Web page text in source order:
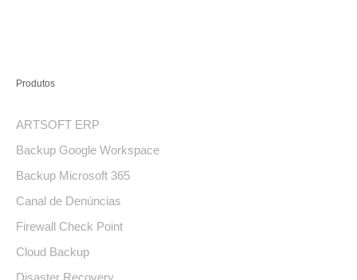
Produtos
ARTSOFT ERP
Backup Google Workspace
Backup Microsoft 365
Canal de Denúncias
Firewall Check Point
Cloud Backup
Disaster Recovery